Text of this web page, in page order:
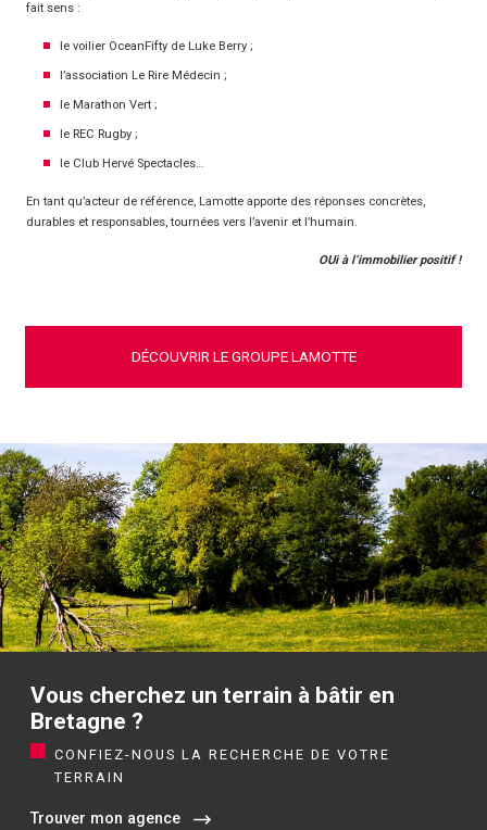
fait sens :
le voilier OceanFifty de Luke Berry ;
l’association Le Rire Médecin ;
le Marathon Vert ;
le REC Rugby ;
le Club Hervé Spectacles…
En tant qu’acteur de référence, Lamotte apporte des réponses concrètes,
durables et responsables, tournées vers l’avenir et l’humain.
OUi à l’immobilier positif !
DÉCOUVRIR LE GROUPE LAMOTTE
Vous cherchez un terrain à bâtir en
Bretagne ?
CONFIEZ-NOUS LA RECHERCHE DE VOTRE
TERRAIN
Trouver mon agence